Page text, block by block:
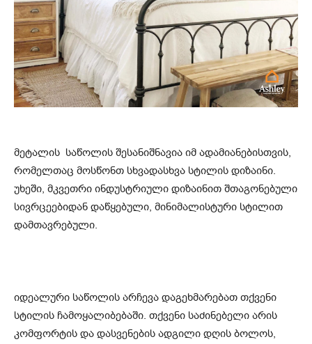
მეტალის საწოლის შესანიშნავია იმ ადამიანებისთვის,
რომელთაც მოსწონთ სხვადასხვა სტილის დიზაინი.
უხეში, მკვეთრი ინდუსტრიული დიზაინით შთაგონებული
სივრცეებიდან დაწყებული, მინიმალისტური სტილით
დამთავრებული.
იდეალური საწოლის არჩევა დაგეხმარებათ თქვენი
სტილის ჩამოყალიბებაში. თქვენი საძინებელი არის
კომფორტის და დასვენების ადგილი დღის ბოლოს,